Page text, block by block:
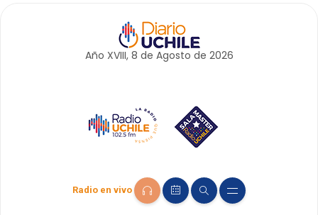
Año XVIII, 8 de Agosto de 2026
Radio en vivo